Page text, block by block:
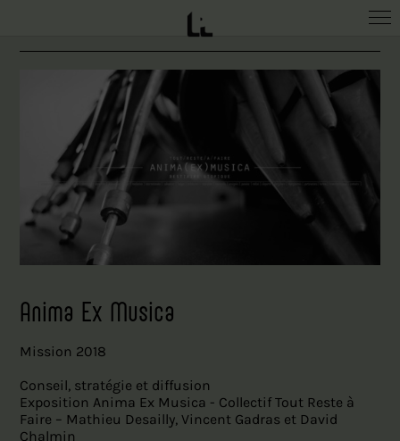
Anima Ex Musica
Mission 2018
Conseil, stratégie et diffusion
Exposition Anima Ex Musica - Collectif Tout Reste à
Faire – Mathieu Desailly, Vincent Gadras et David
Chalmin